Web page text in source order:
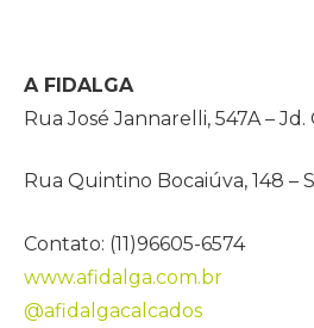
A FIDALGA
Rua José Jannarelli, 547A –
Rua Quintino Bocaiúva, 148 –
Contato: (11)96605-6574
www.afidalga.com.br
@afidalgacalcados